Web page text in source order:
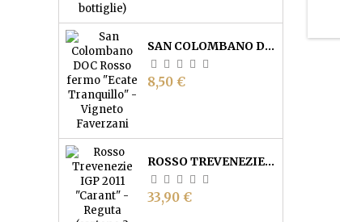
SAN COLOMBANO DOC ROSSO FERMO "ECATE TRANQUILLO" - VIGNETO FAVERZANI
Prezzo
8,50 €
ROSSO TREVENEZIE IGP "CARANT" - REGUTA (CARTONE 3 BOTTIGLIE)
Prezzo
33,90 €